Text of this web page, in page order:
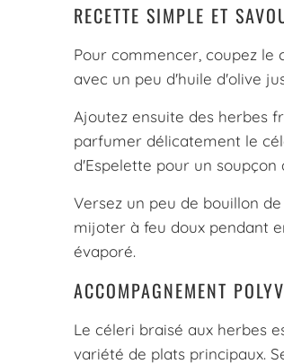
RECETTE SIMPLE ET
Pour commencer, coupez le
avec un peu d'huile d'olive
Ajoutez ensuite des herbes
parfumer délicatement le
d'Espelette pour un soupçon
Versez un peu de bouillon
mijoter à feu doux pendant
évaporé.
ACCOMPAGNEMENT
Le céleri braisé aux herbes
variété de plats principaux.